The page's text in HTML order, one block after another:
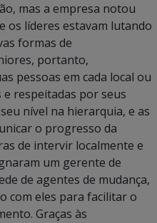
mas a empresa notou
os líderes estavam lutando
formas de
portanto,
pessoas em cada local ou
respeitadas por seus
nível na hierarquia, e as
o progresso da
de intervir localmente e
um gerente de
de agentes de mudança,
com eles para facilitar o
Graças às